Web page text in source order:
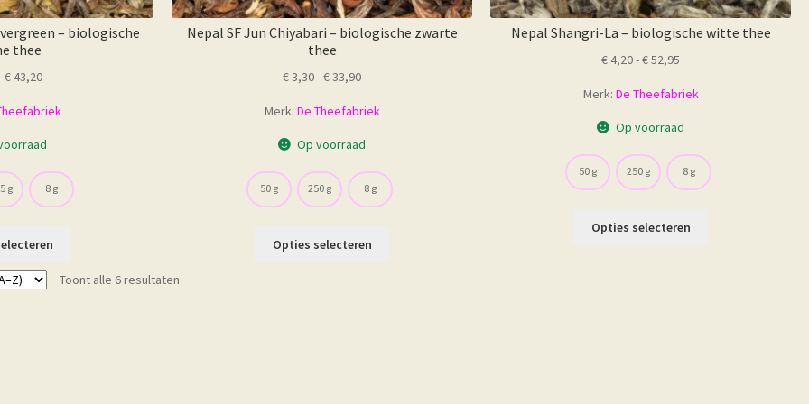
– biologische
thee
€ 43,20Prijsklasse:
tot
g 8 g
heeft
Nepal SF Jun Chiyabari – biologische zwarte
thee
€3,30-€33,90Prijsklasse:
tot
Merk: De Theefabriek
Op voorraad
50 g 250 g 8 g
Opties selecteren
Nepal Shangri-La – biologische witte thee
€ 4,20-€52,95
tot
Merk: De Theefabriek
Op voorraad
50 g 250 g 8 g
Opties selecteren
Toont alle 6 resultaten